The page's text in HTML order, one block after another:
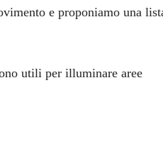
e proponiamo una
utili per illuminare aree